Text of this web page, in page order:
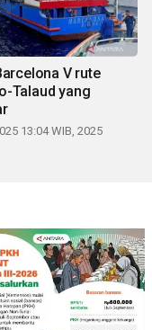
V rute
Talaud yang
13:04 WIB, 2025